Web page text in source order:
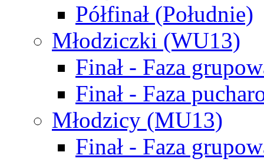
Półfinał (Południe)
Młodziczki (WU13)
Finał - Faza
Finał - Faza
Młodzicy (MU13)
Finał - Faza